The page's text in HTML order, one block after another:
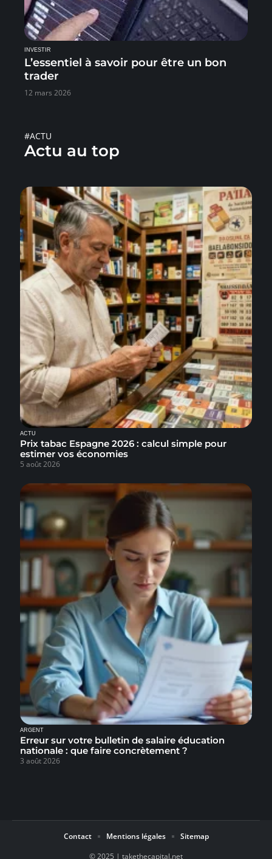
INVESTIR
L’essentiel à savoir pour être un bon
trader
12 mars 2026
#ACTU
Actu au top
ACTU
Prix tabac Espagne 2026 : calcul simple pour
estimer vos économies
5 août 2026
ARGENT
Erreur sur votre bulletin de salaire éducation
nationale : que faire concrètement ?
3 août 2026
© 2025 | takethecapital.net
Contact Mentions légales Sitemap